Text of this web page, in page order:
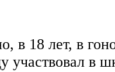
в 18 лет, в
участвовал в